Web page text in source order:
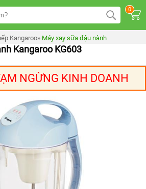
0
Kangaroo» Máy xay sữa đậu nành
Kangaroo KG603
NGỪNG KINH DOANH